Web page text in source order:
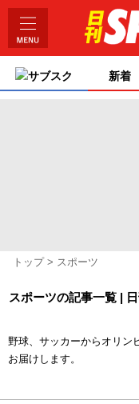
サブスク 新着
トップ スポーツ
スポーツの記事一覧 |
野球、サッカーからオリン
お届けします。